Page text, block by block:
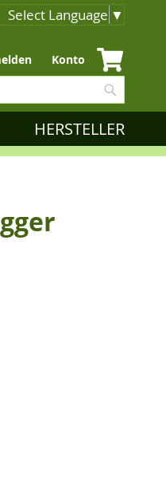
Select Language ▼
Konto
HERSTELLER